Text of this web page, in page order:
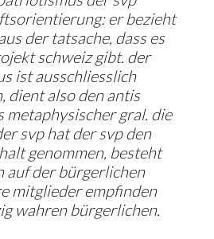
er bezieht
der tatsache, dass es
schweiz gibt. der
ist ausschliesslich
dient also den antis
metaphysischer gral. die
svp hat der svp den
genommen, besteht
auf der bürgerlichen
mitglieder empfinden
wahren bürgerlichen.